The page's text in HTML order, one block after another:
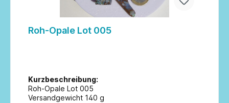
Roh-Opale Lot 005
Kurzbeschreibung:
Roh-Opale Lot 005
Versandgewicht 140 g